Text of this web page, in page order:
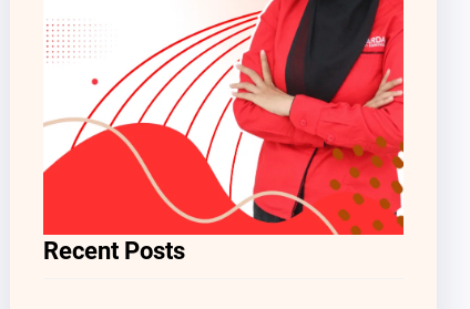
Recent Posts